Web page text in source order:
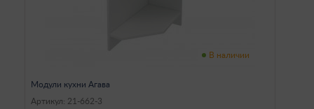
В наличии
Модули кухни Агава
Артикул: 21-662-3